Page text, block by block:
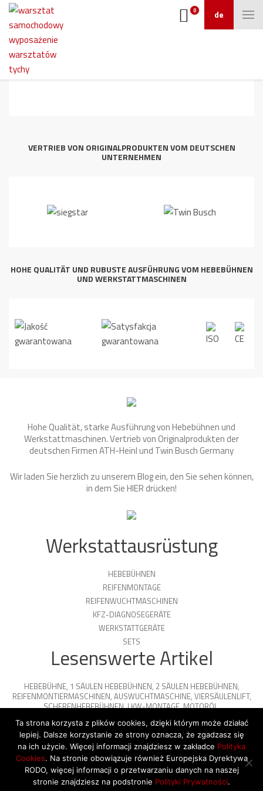
de
0
2
VERTRIEB VON ORIGINALPRODUKTEN VOM DEUTSCHEN
UNTERNEHMEN
HOHE QUALITÄT UND RUBUSTE AUSFÜHRUNG VOM HEBEBÜHNEN
UND WERKSTATTMASCHINEN
Hohe Qualität, starke Ausführung von Hebebühnen und
Werkstattmaschinen. Vertrieb von Originalprodukten der
deutschen Firmen ATH-Heinl und Twin Busch Germany
Wir laden Sie herzlich zu unserem Blog ein, den Sie sehen können,
in dem SieHIER drücken!
Werkstattausrüstung
HEBEBÜHNEN
REIFENMONTAGE
REIFENWUCHTMASCHINEN
KFZ-DIAGNOSEGERÄTE
WERKSTATTGERÄTE
SETS
Lesenswerte Artikel
HEBEBÜHNE, 1 SÄULEN HEBEBÜHNEN, 2 SÄULEN HEBEBÜHNEN,
REIFENMONTIERMASCHINEN, AUSWUCHTMASCHINE, VIERSÄULENLIFT,
SCHERENHEBEBÜHNEN,LKW-MONTAGE,MOTORÖL,
PARKPLATTFORMEN
© 2026 Copyright by SiegStar. All rights
reserved
Regulamin Shipping
Ta strona korzysta z plików cookies, dzięki którym może działać
lepiej. Dalsze korzystanie ze strony oznacza, że zgadzasz się
na ich użycie. Więcej informacji znajdziesz w zakładce Polityka
Cookies. Na stronie obowiązuje również Europejska Dyrektywa
RODO, więcej informacji o przetwarzaniu danych na naszej
stronie znajdziesz na podstronie Polityki Prywatności.